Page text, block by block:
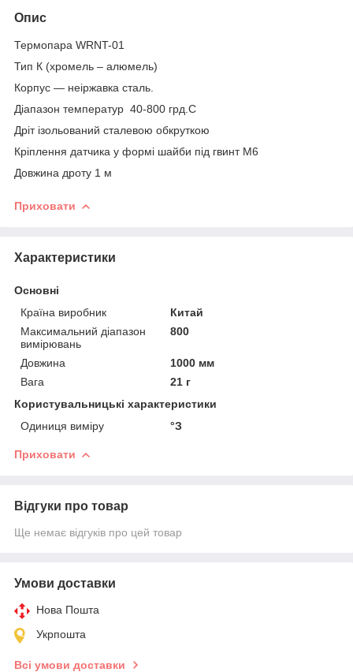
Опис
Термопара WRNT-01
Тип К (хромель – алюмель)
Корпус — неіржавка сталь.
Діапазон температур 40-800 грд.С
Дріт ізольований сталевою обкруткою
Кріплення датчика у формі шайби під гвинт М6
Довжина дроту 1 м
Приховати
Характеристики
Основні
Країна виробник
Китай
Максимальний діапазон
вимірювань
800
Довжина
1000 мм
Вага
21 г
Користувальницькі характеристики
Одиниця виміру
°З
Приховати
Відгуки про товар
Ще немає відгуків про цей товар
Умови доставки
Нова Пошта
Укрпошта
Всі умови доставки